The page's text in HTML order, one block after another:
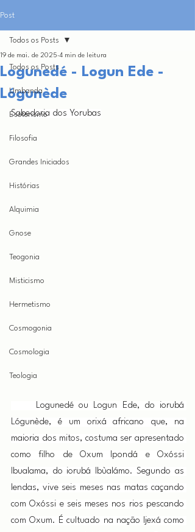
Post
Todos os Posts
Umbanda
Esoterismo
Filosofia
Grandes Iniciados
Histórias
Alquimia
Gnose
Teogonia
Misticismo
Hermetismo
Cosmogonia
Cosmologia
Teologia
Todos os Posts
Logunedé - Logun Ede -
Lógunède
19 de mai. de 2025 4 min de leitura
Sabedoria dos Yorubas
Lógunède, é um orixá africano que, na
maioria dos mitos, costuma ser apresentado
como filho de Oxum Ipondá e Oxóssi
Ibualama, do iorubá Ibùalámo. Segundo as
lendas, vive seis meses nas matas caçando
com Oxóssi e seis meses nos rios pescando
com Oxum. É cultuado na nação Ijexá como